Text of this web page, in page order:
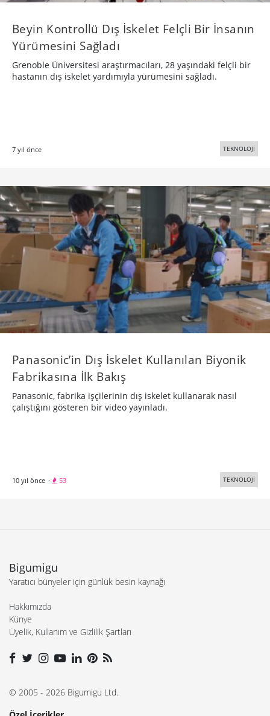
Beyin Kontrollü Dış İskelet Felçli Bir İnsanın
Yürümesini Sağladı
Grenoble Üniversitesi araştırmacıları, 28 yaşındaki felçli bir
hastanın dış iskelet yardımıyla yürümesini sağladı.
7 yıl önce TEKNOLOJİ
Panasonic’in Dış İskelet Kullanılan Biyonik
Fabrikasına İlk Bakış
Panasonic, fabrika işçilerinin dış iskelet kullanarak nasıl
çalıştığını gösteren bir video yayınladı.
10 yıl önce · 53 TEKNOLOJİ
Bigumigu
Yaratıcı bünyeler için günlük besin kaynağı
Hakkımızda
Künye
Üyelik, Kullanım ve Gizlilik Şartları
© 2005 - 2026 Bigumigu Ltd.